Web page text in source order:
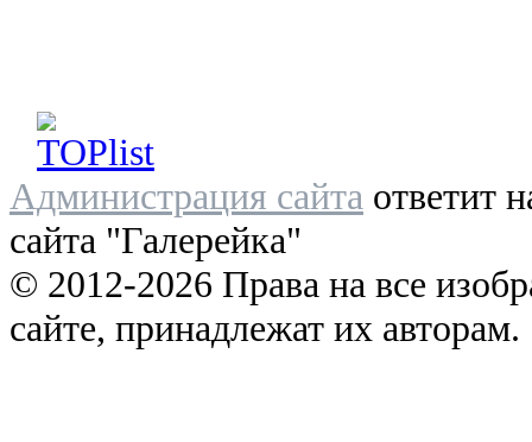
Администрация сайта ответит
сайта "Галерейка"
© 2012-2026 Права на все
сайте, принадлежат их авторам.